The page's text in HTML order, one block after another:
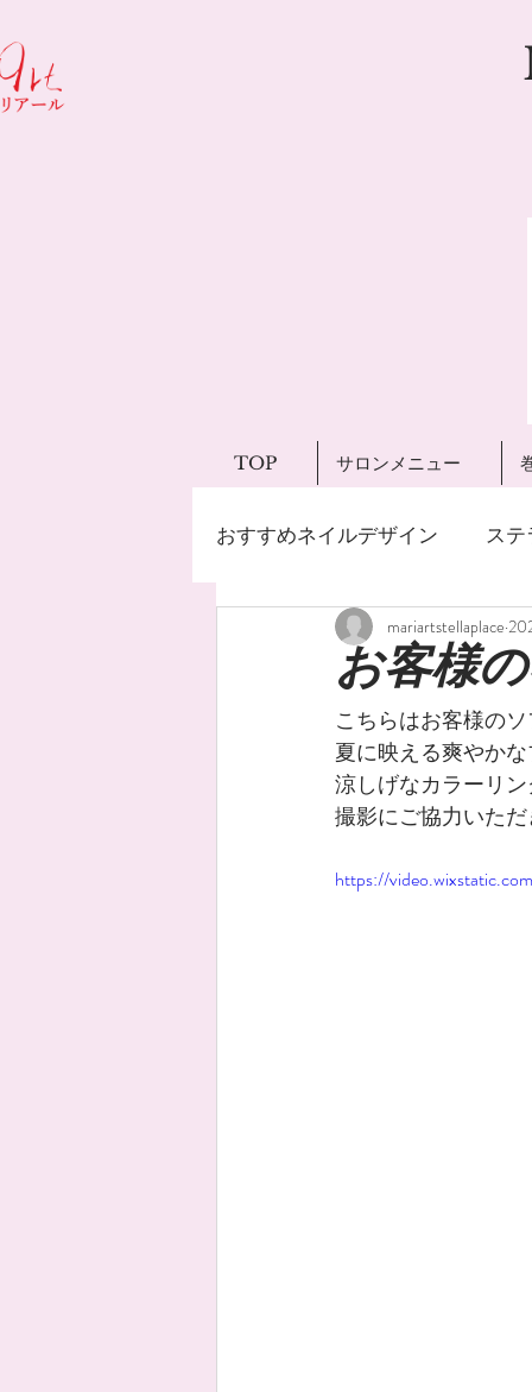
TOP サロンメニュー
おすすめネイルデザイン ステ
ネイルサロン ステラ
ジェルネイルデザイン
ネイルオイル 手荒れ
お客様
mariartstellaplace
こちらはお客様の
夏に映える爽やか
涼しげなカラーリ
撮影にご協力いた
https://